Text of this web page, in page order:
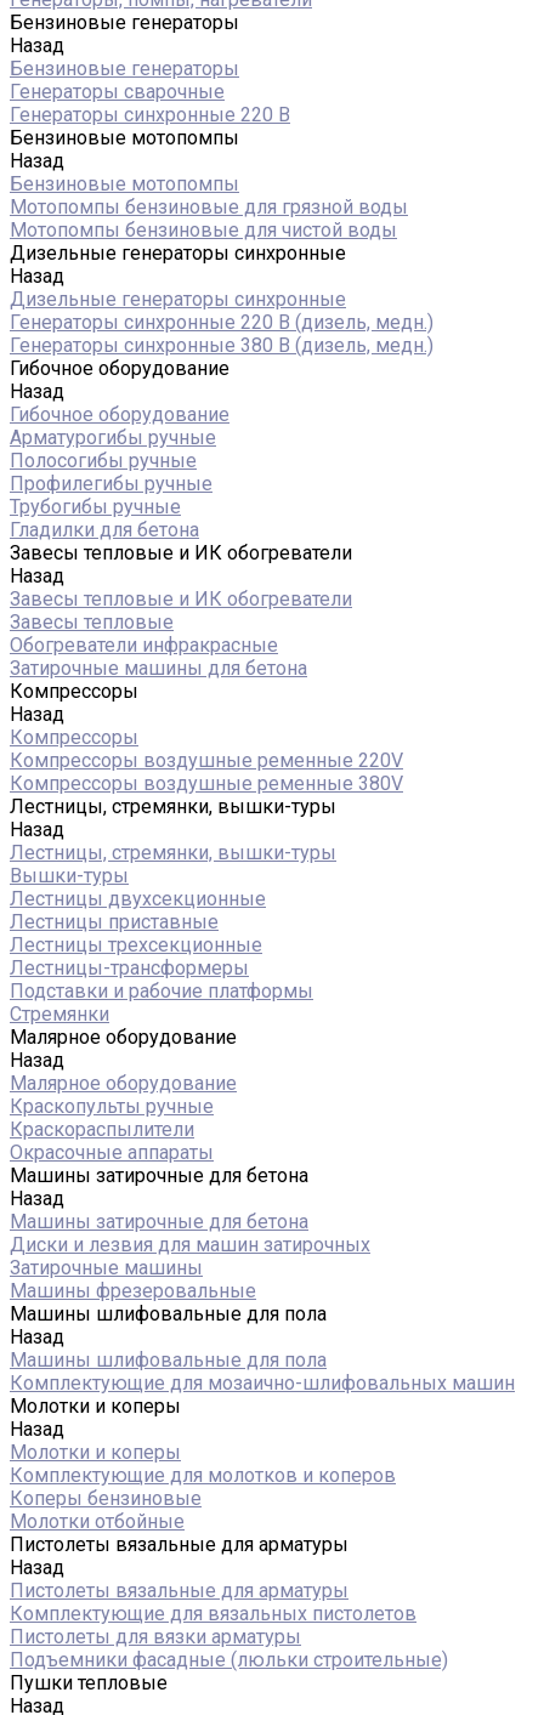
Бензиновые генераторы
Назад
Бензиновые генераторы
Генераторы сварочные
Генераторы синхронные 220 В
Бензиновые мотопомпы
Назад
Бензиновые мотопомпы
Мотопомпы бензиновые для грязной воды
Мотопомпы бензиновые для чистой воды
Дизельные генераторы синхронные
Назад
Дизельные генераторы синхронные
Генераторы синхронные 220 В (дизель, медн.)
Генераторы синхронные 380 В (дизель, медн.)
Гибочное оборудование
Назад
Гибочное оборудование
Арматурогибы ручные
Полосогибы ручные
Профилегибы ручные
Трубогибы ручные
Гладилки для бетона
Завесы тепловые и ИК обогреватели
Назад
Завесы тепловые и ИК обогреватели
Завесы тепловые
Обогреватели инфракрасные
Затирочные машины для бетона
Компрессоры
Назад
Компрессоры
Компрессоры воздушные ременные 220V
Компрессоры воздушные ременные 380V
Лестницы, стремянки, вышки-туры
Назад
Лестницы, стремянки, вышки-туры
Вышки-туры
Лестницы двухсекционные
Лестницы приставные
Лестницы трехсекционные
Лестницы-трансформеры
Подставки и рабочие платформы
Стремянки
Малярное оборудование
Назад
Малярное оборудование
Краскопульты ручные
Краскораспылители
Окрасочные аппараты
Машины затирочные для бетона
Назад
Машины затирочные для бетона
Диски и лезвия для машин затирочных
Затирочные машины
Машины фрезеровальные
Машины шлифовальные для пола
Назад
Машины шлифовальные для пола
Комплектующие для мозаично-шлифовальных машин
Молотки и коперы
Назад
Молотки и коперы
Комплектующие для молотков и коперов
Коперы бензиновые
Молотки отбойные
Пистолеты вязальные для арматуры
Назад
Пистолеты вязальные для арматуры
Комплектующие для вязальных пистолетов
Пистолеты для вязки арматуры
Подъемники фасадные (люльки строительные)
Пушки тепловые
Назад